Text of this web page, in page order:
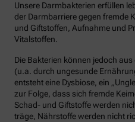
Unsere Darmbakterien erfüllen
der Darmbarriere gegen fremde
und Giftstoffen, Aufnahme und
Vitalstoffen.
Die Bakterien können jedoch
(u.a. durch ungesunde
entsteht eine Dysbiose, ein
zur Folge, dass sich fremde
Schad- und Giftstoffe werden
träge, Nährstoffe werden nicht